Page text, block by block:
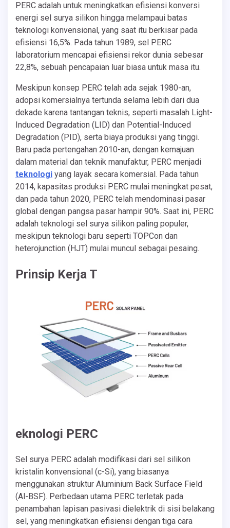
PERC adalah untuk meningkatkan efisiensi konversi
energi sel surya silikon hingga melampaui batas
teknologi konvensional, yang saat itu berkisar pada
efisiensi 16,5%. Pada tahun 1989, sel PERC
laboratorium mencapai efisiensi rekor dunia sebesar
22,8%, sebuah pencapaian luar biasa untuk masa itu.
Meskipun konsep PERC telah ada sejak 1980-an,
adopsi komersialnya tertunda selama lebih dari dua
dekade karena tantangan teknis, seperti masalah Light-
Induced Degradation (LID) dan Potential-Induced
Degradation (PID), serta biaya produksi yang tinggi.
Baru pada pertengahan 2010-an, dengan kemajuan
dalam material dan teknik manufaktur, PERC menjadi
teknologi yang layak secara komersial. Pada tahun
2014, kapasitas produksi PERC mulai meningkat pesat,
dan pada tahun 2020, PERC telah mendominasi pasar
global dengan pangsa pasar hampir 90%. Saat ini, PERC
adalah teknologi sel surya silikon paling populer,
meskipun teknologi baru seperti TOPCon dan
heterojunction (HJT) mulai muncul sebagai pesaing.
Prinsip Kerja T
eknologi PERC
Sel surya PERC adalah modifikasi dari sel silikon
kristalin konvensional (c-Si), yang biasanya
menggunakan struktur Aluminium Back Surface Field
(Al-BSF). Perbedaan utama PERC terletak pada
penambahan lapisan pasivasi dielektrik di sisi belakang
sel, yang meningkatkan efisiensi dengan tiga cara